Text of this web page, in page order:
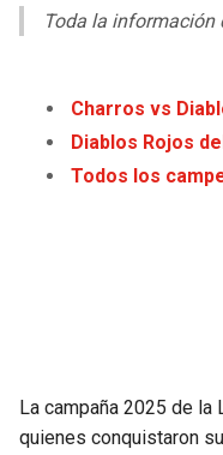
Toda la información
Charros vs
Diablos Rojos
Todos los
La campaña 2025 de
quienes conquistaron su